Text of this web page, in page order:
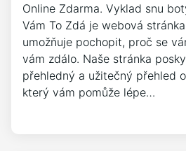
Online Zdarma. Vyklad snu
Vám To Zdá je webová
umožňuje pochopit, proč se
vám zdálo. Naše stránka
přehledný a užitečný přehled
který vám pomůže lépe…